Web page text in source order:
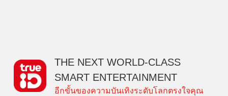
THE NEXT WORLD-CLASS
SMART ENTERTAINMENT
อีกขั้นของความบันเทิงระดับโลกตรงใจคุณ